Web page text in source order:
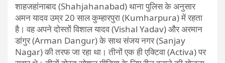
शाहजहांनाबाद (Shahjahanabad) थाना पुलिस के अनुसार
अमन यादव उम्र 20 साल कुम्हारपुरा (Kumharpura) में रहता
है। वह अपने दोस्तों विशाल यादव (Vishal Yadav) और अरमान
डांगुर (Arman Dangur) के साथ संजय नगर (Sanjay
Nagar) की तरफ जा रहा था। तीनों एक ही एक्टिवा (Activa) पर